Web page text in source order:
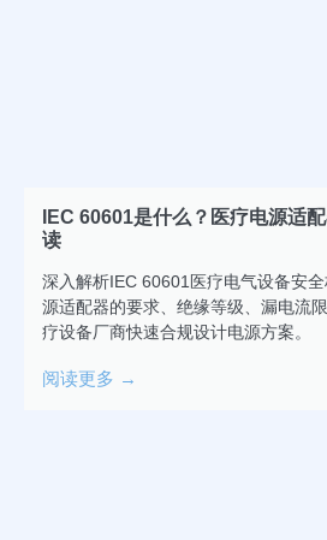
IEC 60601是什么？医疗电源适
读
深入解析IEC 60601医疗电气设备安
源适配器的要求、绝缘等级、漏电流
疗设备厂商快速合规设计电源方案。
阅读更多 →